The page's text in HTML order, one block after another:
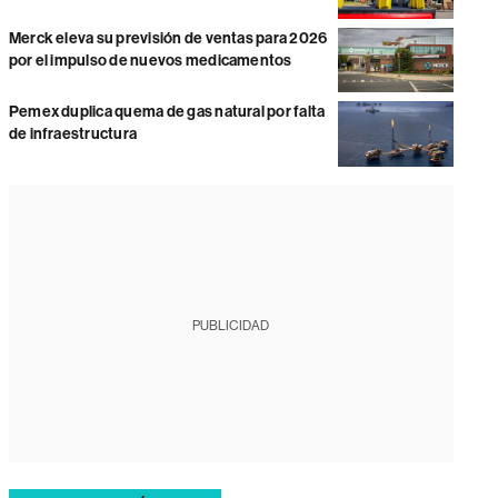
Merck eleva su previsión de ventas para 2026
por el impulso de nuevos medicamentos
Pemex duplica quema de gas natural por falta
de infraestructura
PUBLICIDAD